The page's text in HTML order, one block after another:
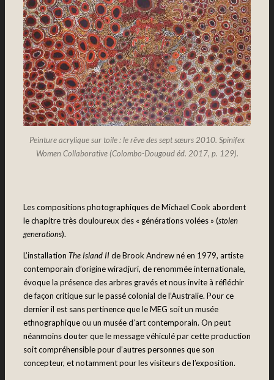
Peinture acrylique sur toile : le rêve des sept sœurs 2010. Spinifex
Women Collaborative (Colombo-Dougoud éd. 2017, p. 129).
Les compositions photographiques de Michael Cook abordent
le chapitre très douloureux des « générations volées » (stolen
generations).
L’installation The Island IIde Brook Andrew né en 1979, artiste
contemporain d’origine wiradjuri, de renommée internationale,
évoque la présence des arbres gravés et nous invite à réfléchir
de façon critique sur le passé colonial de l’Australie. Pour ce
dernier il est sans pertinence que le MEG soit un musée
ethnographique ou un musée d’art contemporain. On peut
néanmoins douter que le message véhiculé par cette production
soit compréhensible pour d’autres personnes que son
concepteur, et notamment pour les visiteurs de l’exposition.